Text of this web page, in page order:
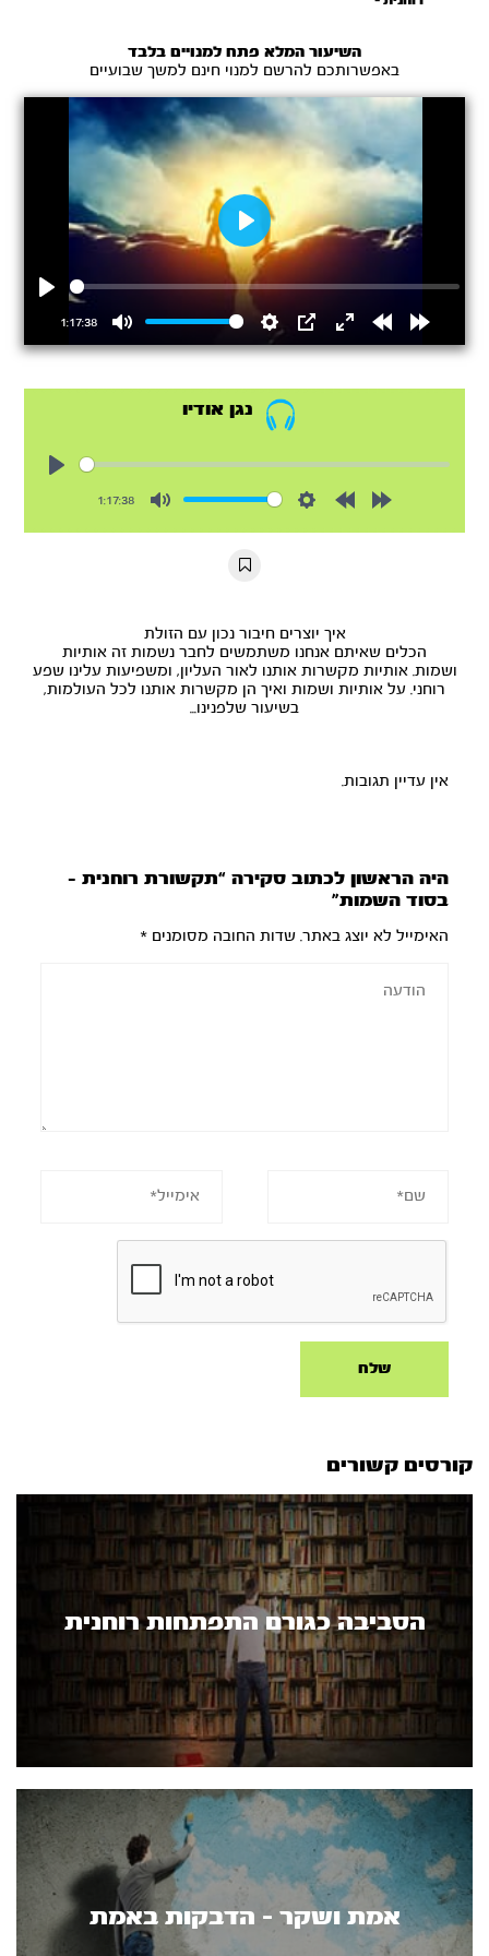
השיעור המלא פתח למנויים בלבד
באפשרותכם להרשם למנוי חינם למשך שבועיים
1:17:38
Mute Settings
PIP
EnterRewindForward
Play
נגן אודיו
1:17:38
איך יוצרים חיבור נכון עם הזולת
הכלים שאיתם אנחנו משתמשים לחבר נשמות זה אותיות
ושמות. אותיות מקשרות אותנו לאור העליון, ומשפיעות עלינו שפע
רוחני. על אותיות ושמות ואיך הן מקשרות אותנו לכל העולמות,
בשיעור שלפנינו...
אין עדיין תגובות.
היה הראשון לכתוב סקירה “תקשורת רוחנית –
בסוד השמות”
האימייל לא יוצג באתר. שדות החובה מסומנים*
קורסים קשורים
הסביבה כגורם התפתחות רוחנית
אמת ושקר - הדבקות באמת